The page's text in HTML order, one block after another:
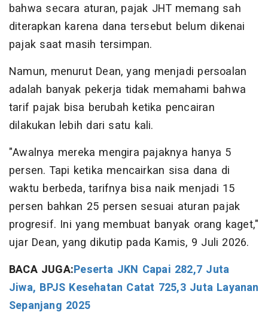
bahwa secara aturan, pajak JHT memang sah
diterapkan karena dana tersebut belum dikenai
pajak saat masih tersimpan.
Namun, menurut Dean, yang menjadi persoalan
adalah banyak pekerja tidak memahami bahwa
tarif pajak bisa berubah ketika pencairan
dilakukan lebih dari satu kali.
"Awalnya mereka mengira pajaknya hanya 5
persen. Tapi ketika mencairkan sisa dana di
waktu berbeda, tarifnya bisa naik menjadi 15
persen bahkan 25 persen sesuai aturan pajak
progresif. Ini yang membuat banyak orang kaget,"
ujar Dean, yang dikutip pada Kamis, 9 Juli 2026.
BACA JUGA:Peserta JKN Capai 282,7 Juta
Jiwa, BPJS Kesehatan Catat 725,3 Juta Layanan
Sepanjang 2025